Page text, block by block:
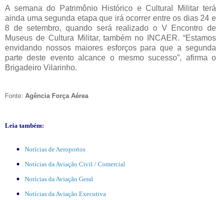
A semana do Patrimônio Histórico e Cultural Militar terá
ainda uma segunda etapa que irá ocorrer entre os dias 24 e
8 de setembro, quando será realizado o V Encontro de
Museus de Cultura Militar, também no INCAER. “Estamos
envidando nossos maiores esforços para que a segunda
parte deste evento alcance o mesmo sucesso”, afirma o
Brigadeiro Vilarinho.
Fonte: Agência Força Aérea
Leia também:
Notícias de Aeroportos
Notícias da Aviação Civil / Comercial
Notícias da Aviação Geral
Notícias da Aviação Executiva